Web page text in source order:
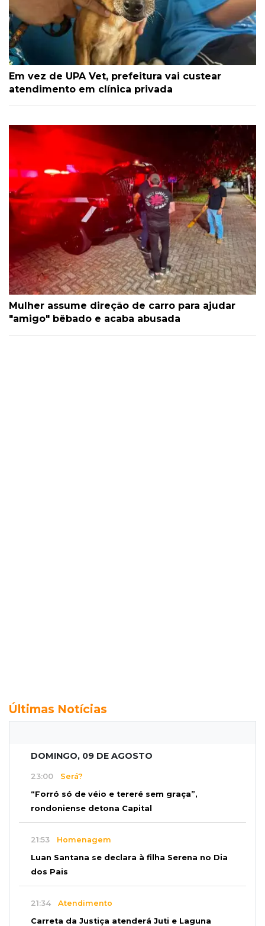
Em vez de UPA Vet, prefeitura vai custear
atendimento em clínica privada
Mulher assume direção de carro para ajudar
"amigo" bêbado e acaba abusada
Últimas Notícias
DOMINGO, 09 DE AGOSTO
23:00 Será?
“Forró só de véio e tereré sem graça”,
rondoniense detona Capital
21:53 Homenagem
Luan Santana se declara à filha Serena no Dia
dos Pais
21:34 Atendimento
Carreta da Justiça atenderá Juti e Laguna